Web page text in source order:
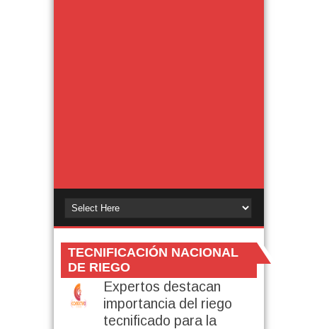
TECNIFICACIÓN NACIONAL
DE RIEGO
Expertos destacan
importancia del riego
tecnificado para la